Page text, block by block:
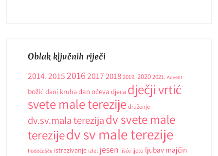
Oblak ključnih riječi
2014.2015201620172018 2019. 2020 2021. Advent
božić dani kruhadan očeva djeca dječji vrtić
svete male terezije druženje
dv.sv.mala terezijadv svete male
terezijedv sv male terezije
hodočašće istrazivanje izlet jesen lišće ljeto ljubav majčin